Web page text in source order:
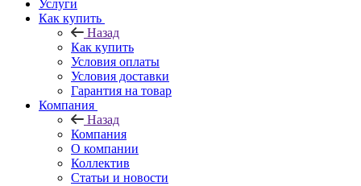
Услуги
Как купить
Назад
Как купить
Условия оплаты
Условия доставки
Гарантия на товар
Компания
Назад
Компания
О компании
Коллектив
Статьи и новости